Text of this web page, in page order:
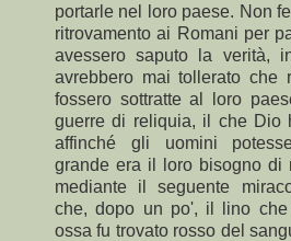
portarle nel loro paese. Non
ritrovamento ai Romani per
avessero saputo la verità,
avrebbero mai tollerato che
fossero sottratte al loro
guerre di reliquia, il che Dio
affinché gli uomini
grande era il loro bisogno di
mediante il seguente
che, dopo un po', il lino che
ossa fu trovato rosso del